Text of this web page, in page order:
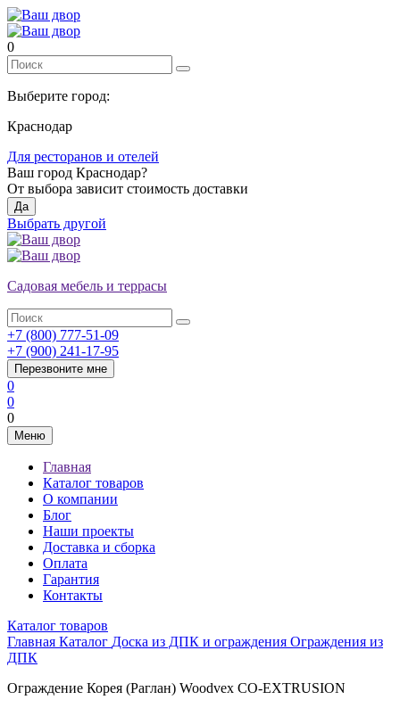
0
Выберите город:
Краснодар
Для ресторанов и отелей
Ваш город Краснодар?
От выбора зависит стоимость доставки
Да
Выбрать другой
Садовая мебель и террасы
+7 (800) 777-51-09
+7 (900) 241-17-95
Перезвоните мне
0
0
0
Меню
Главная
Каталог товаров
О компании
Блог
Наши проекты
Доставка и сборка
Оплата
Гарантия
Контакты
Каталог товаров
Главная Каталог Доска из ДПК и ограждения Ограждения из
ДПК
Ограждение Корея (Раглан) Woodvex CO-EXTRUSION